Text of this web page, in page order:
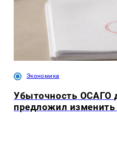
Экономика
Убыточность ОСАГО
предложил